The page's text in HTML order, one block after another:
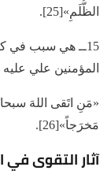
الظُّلَمِ»[25].
15ــ هي سبب في
المؤمنين علي عليه
«مَنِ اتَقى اللهَ
مَخرَجاً»[26].
آثار التقوى في